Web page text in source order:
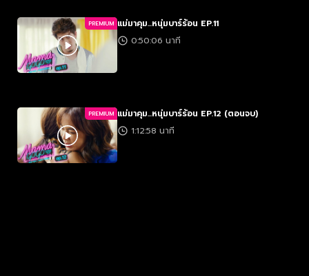
PREMIUM แม่มาคุม...หนุ่มบาร์ร้อน EP.11
0:50:06 นาที
PREMIUM แม่มาคุม...หนุ่มบาร์ร้อน EP.12 (ตอนจบ)
1:12:58 นาที